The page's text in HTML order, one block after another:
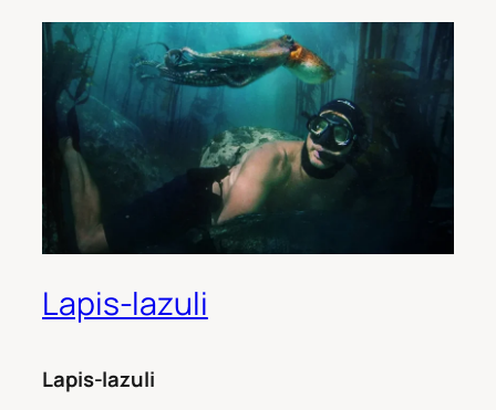
Lapis-lazuli
Lapis-lazuli